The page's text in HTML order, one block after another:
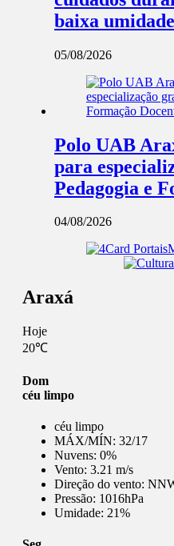
baixa
05/08/2026
Polo UAB
para
Pedagogia e
04/08/2026
Araxá
Hoje
20℃
Dom
céu limpo
céu limpo
MÁX/MÍN: 32/17
Nuvens: 0%
Vento: 3.21 m/s
Direção do vento:
Pressão: 1016hPa
Umidade: 21%